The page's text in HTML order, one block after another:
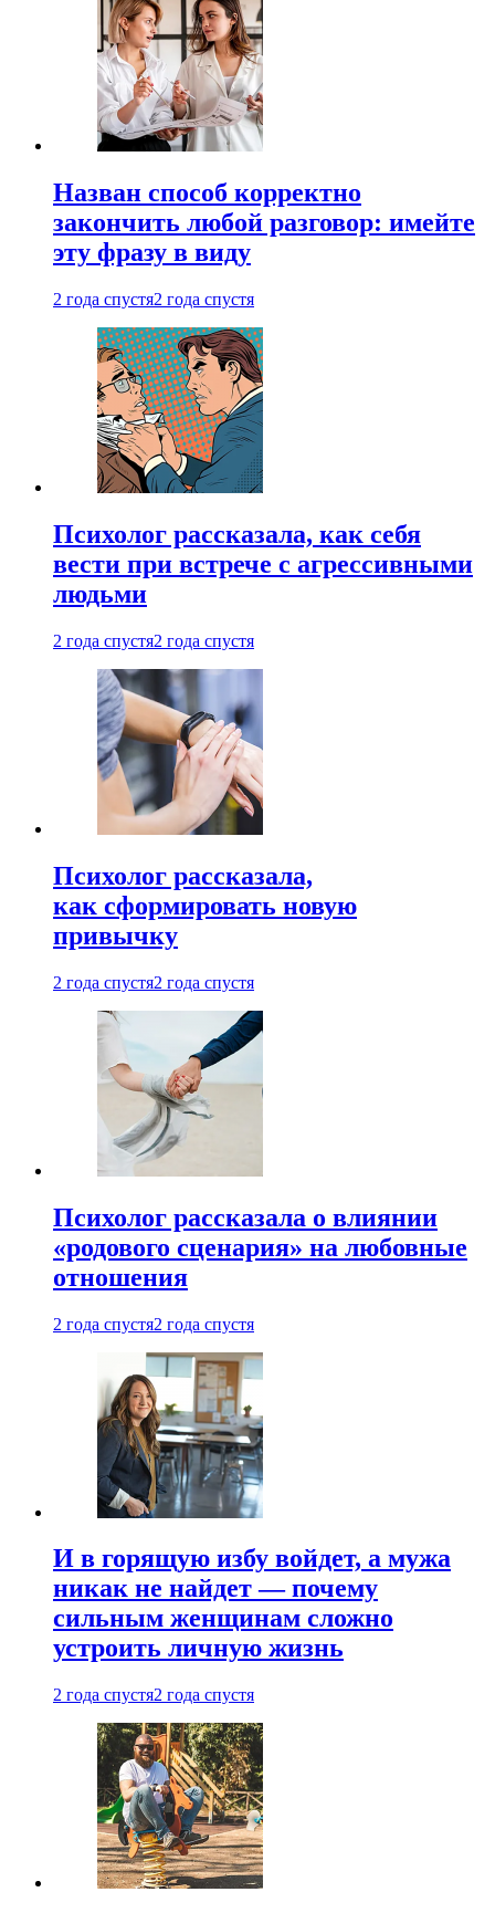
Назван способ корректно
закончить любой разговор: имейте
эту фразу в виду
2 года спустя2 года спустя
Психолог рассказала, как себя
вести при встрече с агрессивными
людьми
2 года спустя2 года спустя
Психолог рассказала,
как сформировать новую
привычку
2 года спустя2 года спустя
Психолог рассказала о влиянии
«родового сценария» на любовные
отношения
2 года спустя2 года спустя
И в горящую избу войдет, а мужа
никак не найдет — почему
сильным женщинам сложно
устроить личную жизнь
2 года спустя2 года спустя